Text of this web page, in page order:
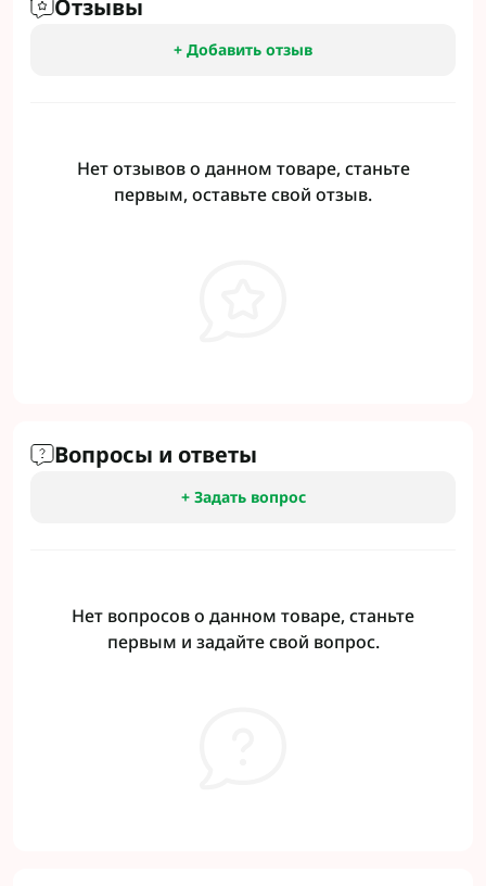
Отзывы
+ Добавить отзыв
Нет отзывов о данном товаре, станьте
первым, оставьте свой отзыв.
Вопросы и ответы
+ Задать вопрос
Нет вопросов о данном товаре, станьте
первым и задайте свой вопрос.